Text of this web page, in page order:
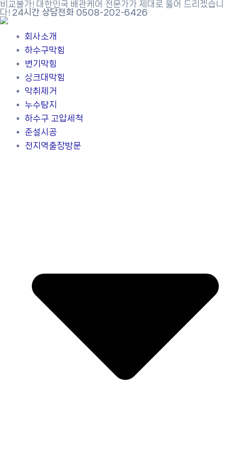
콘
텐
비교불가! 대한민국 배관케어 전문가가 제대로 뚫어 드리겠습니
다! 24시간 상담전화 0508-202-6426
회사소개
하수구막힘
변기막힘
싱크대막힘
악취제거
누수탐지
하수구 고압세척
준설시공
전지역출장방문